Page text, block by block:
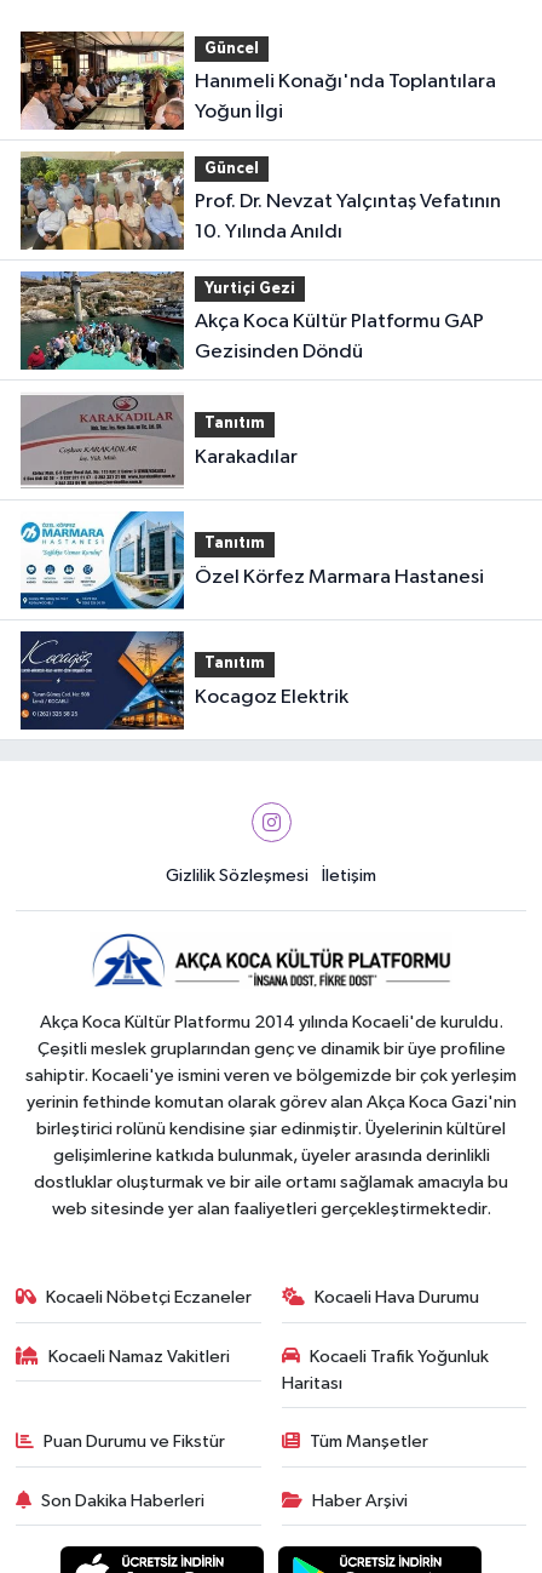
Güncel
Hanımeli Konağı'nda Toplantılara
Yoğun İlgi
Güncel
Prof. Dr. Nevzat Yalçıntaş Vefatının
10. Yılında Anıldı
Yurtiçi Gezi
Akça Koca Kültür Platformu GAP
Gezisinden Döndü
Tanıtım
Karakadılar
Tanıtım
Özel Körfez Marmara Hastanesi
Tanıtım
Kocagoz Elektrik
Gizlilik Sözleşmesi İletişim
Akça Koca Kültür Platformu 2014 yılında Kocaeli'de kuruldu.
Çeşitli meslek gruplarından genç ve dinamik bir üye profiline
sahiptir. Kocaeli'ye ismini veren ve bölgemizde bir çok yerleşim
yerinin fethinde komutan olarak görev alan Akça Koca Gazi'nin
birleştirici rolünü kendisine şiar edinmiştir. Üyelerinin kültürel
gelişimlerine katkıda bulunmak, üyeler arasında derinlikli
dostluklar oluşturmak ve bir aile ortamı sağlamak amacıyla bu
web sitesinde yer alan faaliyetleri gerçekleştirmektedir.
Kocaeli Nöbetçi Eczaneler Kocaeli Hava Durumu
Kocaeli Namaz Vakitleri
Kocaeli Trafik Yoğunluk
Haritası
Puan Durumu ve Fikstür Tüm Manşetler
Son Dakika Haberleri Haber Arşivi